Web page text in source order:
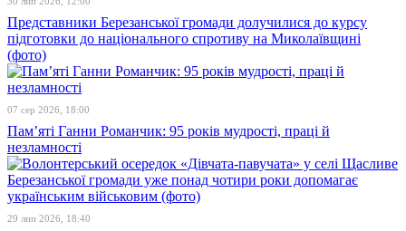
Представники Березанської громади долучилися до курсу
підготовки до національного спротиву на Миколаївщині
(фото)
07 сер 2026, 18:00
Пам’яті Ганни Романчик: 95 років мудрості, праці й
незламності
29 лип 2026, 18:40